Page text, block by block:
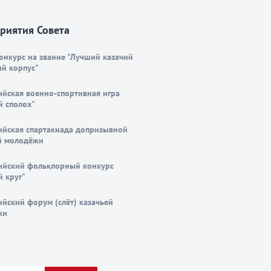
Совета
на звание "Лучший казачий
корпус"
военно-спортивная игра
сполох"
спартакиада допризывной
молодёжи
фольклорный конкурс
круг"
форум (слёт) казачьей